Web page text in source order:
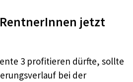
jetzt
3 profitieren dürfte, sollte
bei der